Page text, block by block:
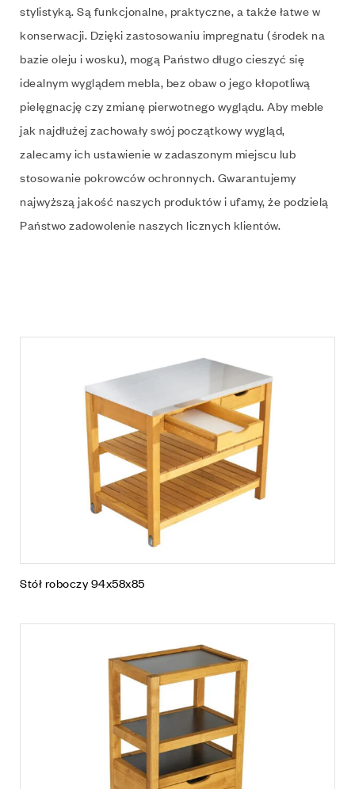
stylistyką. Są funkcjonalne, praktyczne, a także łatwe w
konserwacji. Dzięki zastosowaniu impregnatu (środek na
bazie oleju i wosku), mogą Państwo długo cieszyć się
idealnym wyglądem mebla, bez obaw o jego kłopotliwą
pielęgnację czy zmianę pierwotnego wyglądu. Aby meble
jak najdłużej zachowały swój początkowy wygląd,
zalecamy ich ustawienie w zadaszonym miejscu lub
stosowanie pokrowców ochronnych. Gwarantujemy
najwyższą jakość naszych produktów i ufamy, że podzielą
Państwo zadowolenie naszych licznych klientów.
Stół roboczy 94x58x85